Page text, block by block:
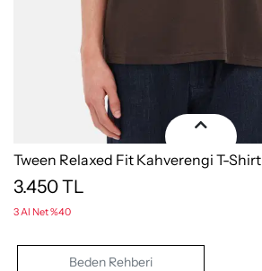
Tween Relaxed Fit Kahverengi T-Shirt
3.450TL
3 Al Net %40
Beden Rehberi